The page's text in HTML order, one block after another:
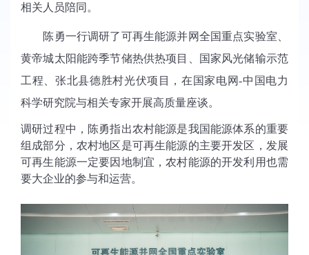
相关人员陪同。
陈勇一行调研了可再生能源并网全国重点实验室、
黄帝城太阳能跨季节储热供热项目、国家风光储输示范
工程、张北县德胜村光伏项目，在国家电网-中国电力
科学研究院与相关专家开展高质量座谈。
调研过程中，陈勇指出农村能源是我国能源体系的重要
组成部分，农村地区是可再生能源的主要开发区，发展
可再生能源一定要因地制宜，农村能源的开发利用也需
要大企业的参与和运营。